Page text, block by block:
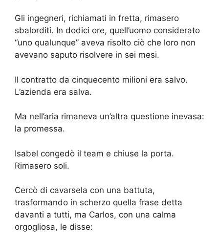
Gli ingegneri, richiamati in fretta, rimasero
sbalorditi. In dodici ore, quell’uomo considerato
“uno qualunque” aveva risolto ciò che loro non
avevano saputo risolvere in sei mesi.
Il contratto da cinquecento milioni era salvo.
L’azienda era salva.
Ma nell’aria rimaneva un’altra questione inevasa:
la promessa.
Isabel congedò il team e chiuse la porta.
Rimasero soli.
Cercò di cavarsela con una battuta,
trasformando in scherzo quella frase detta
davanti a tutti, ma Carlos, con una calma
orgogliosa, le disse: